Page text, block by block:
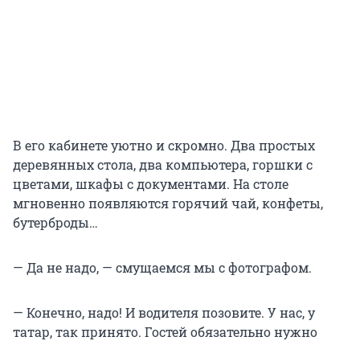
В его кабинете уютно и скромно. Два простых
деревянных стола, два компьютера, горшки с
цветами, шкафы с документами. На столе
мгновенно появляются горячий чай, конфеты,
бутерброды…
— Да не надо, — смущаемся мы с фотографом.
— Конечно, надо! И водителя позовите. У нас, у
татар, так принято. Гостей обязательно нужно